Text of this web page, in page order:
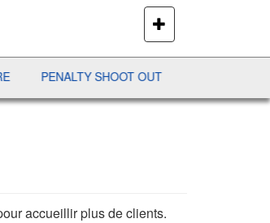
PLUS
DE
JEUX
SHOOT OUT
accueillir plus de clients.